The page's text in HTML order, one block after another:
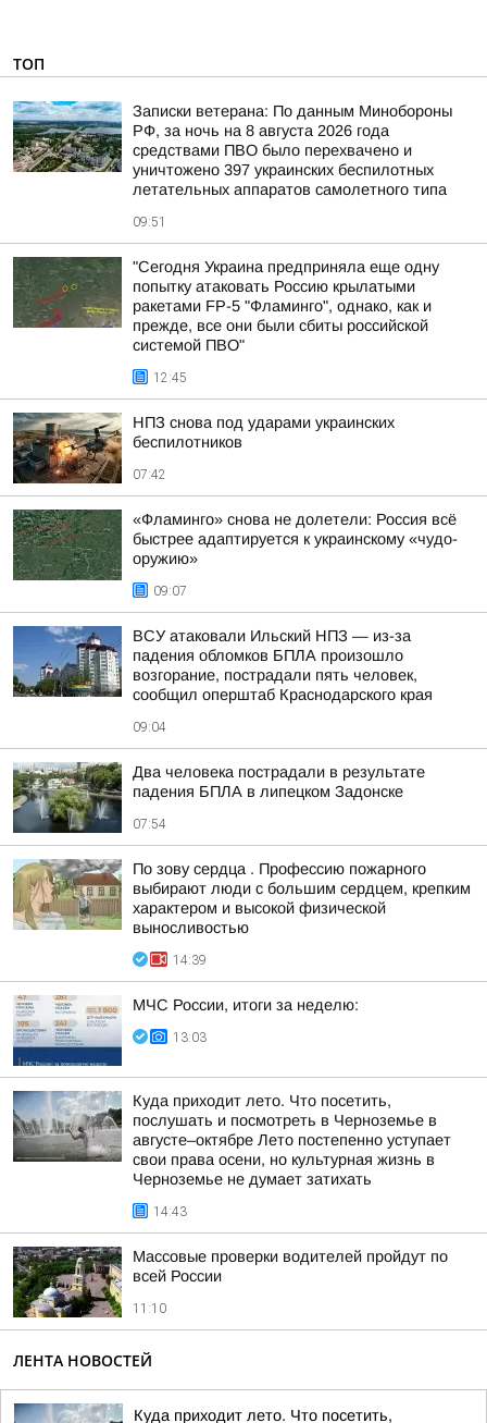
ТОП
Записки ветерана: По данным Минобороны
РФ, за ночь на 8 августа 2026 года
средствами ПВО было перехвачено и
уничтожено 397 украинских беспилотных
летательных аппаратов самолетного типа
09:51
"Сегодня Украина предприняла еще одну
попытку атаковать Россию крылатыми
ракетами FP-5 "Фламинго", однако, как и
прежде, все они были сбиты российской
системой ПВО"
12:45
НПЗ снова под ударами украинских
беспилотников
07:42
«Фламинго» снова не долетели: Россия всё
быстрее адаптируется к украинскому «чудо-
оружию»
09:07
ВСУ атаковали Ильский НПЗ — из-за
падения обломков БПЛА произошло
возгорание, пострадали пять человек,
сообщил оперштаб Краснодарского края
09:04
Два человека пострадали в результате
падения БПЛА в липецком Задонске
07:54
По зову сердца . Профессию пожарного
выбирают люди с большим сердцем, крепким
характером и высокой физической
выносливостью
14:39
МЧС России, итоги за неделю:
13:03
Куда приходит лето. Что посетить,
послушать и посмотреть в Черноземье в
августе–октябре Лето постепенно уступает
свои права осени, но культурная жизнь в
Черноземье не думает затихать
14:43
Массовые проверки водителей пройдут по
всей России
11:10
ЛЕНТА НОВОСТЕЙ
Куда приходит лето. Что посетить,